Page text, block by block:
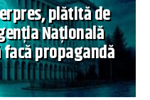
plătită de
Națională
propagandă